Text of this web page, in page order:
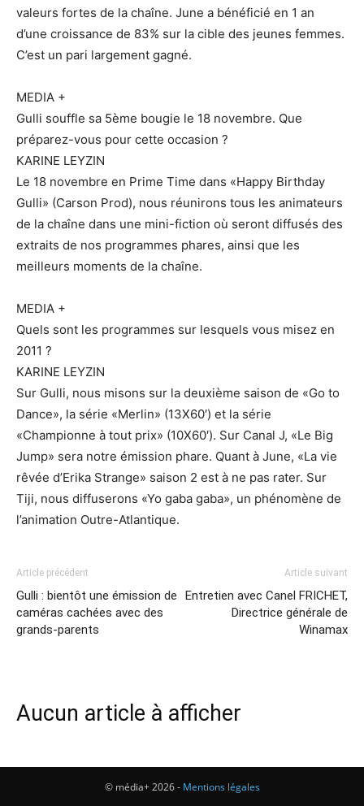
valeurs fortes de la chaîne. June a bénéficié en 1 an
d’une croissance de 83% sur la cible des jeunes femmes.
C’est un pari largement gagné.
MEDIA +
Gulli souffle sa 5ème bougie le 18 novembre. Que
préparez-vous pour cette occasion ?
KARINE LEYZIN
Le 18 novembre en Prime Time dans «Happy Birthday
Gulli» (Carson Prod), nous réunirons tous les animateurs
de la chaîne dans une mini-fiction où seront diffusés des
extraits de nos programmes phares, ainsi que les
meilleurs moments de la chaîne.
MEDIA +
Quels sont les programmes sur lesquels vous misez en
2011 ?
KARINE LEYZIN
Sur Gulli, nous misons sur la deuxième saison de «Go to
Dance», la série «Merlin» (13X60′) et la série
«Championne à tout prix» (10X60′). Sur Canal J, «Le Big
Jump» sera notre émission phare. Quant à June, «La vie
rêvée d’Erika Strange» saison 2 est à ne pas rater. Sur
Tiji, nous diffuserons «Yo gaba gaba», un phénomène de
l’animation Outre-Atlantique.
Article précédent
Gulli : bientôt une émission de
caméras cachées avec des
grands-parents
Article suivant
Entretien avec Canel FRICHET,
Directrice générale de
Winamax
Aucun article à afficher
© média+ 2026 - Mentions légales